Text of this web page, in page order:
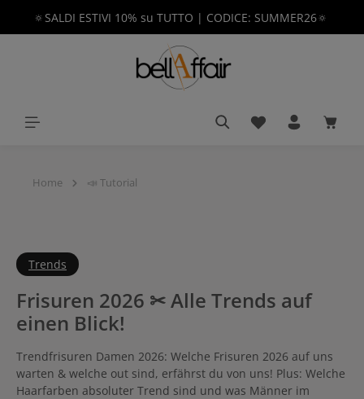
principale
🔅SALDI ESTIVI 10% su TUTTO | CODICE: SUMMER26🔅
Hai 0 articoli nella
Il
Home 📣 Tutorial
Trends
Frisuren 2026 ✂ Alle Trends auf
einen Blick!
Trendfrisuren Damen 2026: Welche Frisuren 2026 auf uns
warten & welche out sind, erfährst du von uns! Plus: Welche
Haarfarben absoluter Trend sind und was Männer im